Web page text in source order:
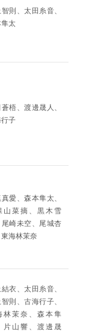
則、太田糸音、
太
梧、渡邊晟人、
子
愛、森本隼太、
山菜摘、黒木雪
尾崎未空、尾城杏
海林茉奈
衣、太田糸音、
則、古海行子、
林茉奈、森本隼
片山響、渡邊晟